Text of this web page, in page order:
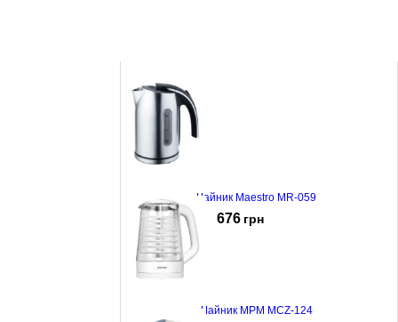
Чайник Maestro MR-059
676 грн
Чайник MPM MCZ-124